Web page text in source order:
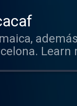
your ad